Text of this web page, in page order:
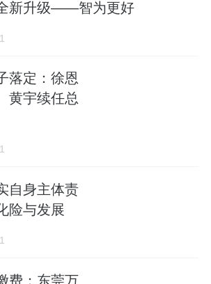
即提升运营效率和能源效率；
小化对环境的负面影响；
国政府的双碳战略引领下，叠
空间，当下开展节能降耗具有
。然而站在资产方的视角，他
期利益与长期价值的抉择：如
改造中断正常运营时，又该如
新升级——智为更好
落定：徐恩
黄宇续任总
自身主体责
险与发展
费：东莞万